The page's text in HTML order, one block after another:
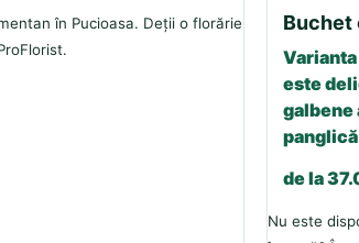
în Pucioasa. Deții o florărie
Buchet
este
galbene
de la
Nu este